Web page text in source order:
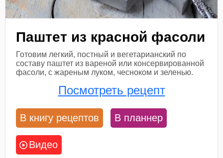
Паштет из красной фасоли
Готовим легкий, постный и вегетарианский по
составу паштет из вареной или консервированной
фасоли, с жареным луком, чесноком и зеленью.
Посмотреть рецепт
В книгу рецептов В планнер
Видео